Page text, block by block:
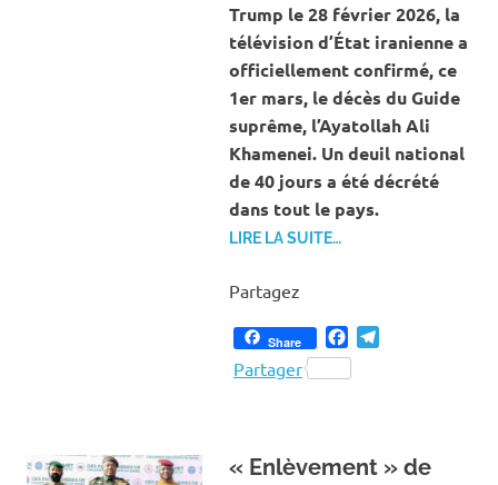
Trump le 28 février 2026, la
télévision d’État iranienne a
officiellement confirmé, ce
1er mars, le décès du Guide
suprême, l’Ayatollah Ali
Khamenei. Un deuil national
de 40 jours a été décrété
dans tout le pays.
LIRE LA SUITE…
Partagez
Share Facebook
Partager
« Enlèvement » de